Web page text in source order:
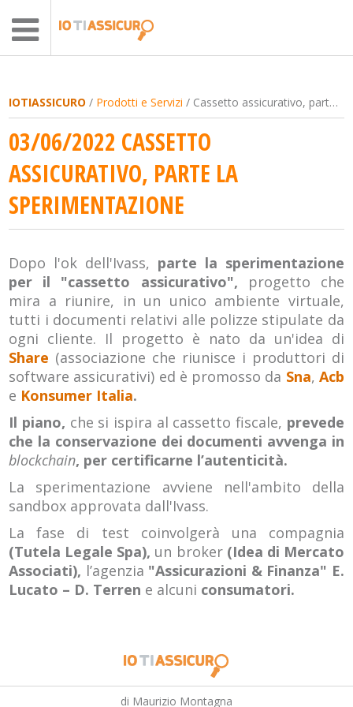
IOTIASSICURO / Prodotti e Servizi / Cassetto assicurativo, parte la sperimentazione
03/06/2022 CASSETTO
ASSICURATIVO, PARTE LA
SPERIMENTAZIONE
Dopo l'ok dell'Ivass, parte la sperimentazione
per il "cassetto assicurativo", progetto che
mira a riunire, in un unico ambiente virtuale,
tutti i documenti relativi alle polizze stipulate da
ogni cliente. Il progetto è nato da un'idea di
Share (associazione che riunisce i produttori di
software assicurativi) ed è promosso da Sna, Acb
e Konsumer Italia.
Il piano, che si ispira al cassetto fiscale, prevede
che la conservazione dei documenti avvenga in
blockchain, per certificarne l’autenticità.
La sperimentazione avviene nell'ambito della
sandbox approvata dall'Ivass.
La fase di test coinvolgerà una compagnia
(Tutela Legale Spa), un broker (Idea di Mercato
Associati), l’agenzia "Assicurazioni & Finanza" E.
Lucato – D. Terren e alcuni consumatori.
di Maurizio Montagna